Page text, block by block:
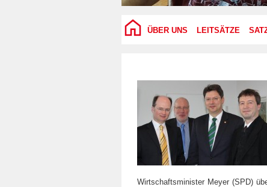
ÜBER UNS LEITSÄTZE
Wirtschaftsminister Meyer (SPD)